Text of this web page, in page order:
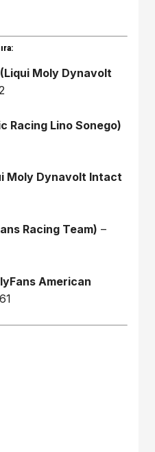
Moly Dynavolt
Racing Lino Sonego)
Moly Dynavolt Intact
Racing Team) –
American